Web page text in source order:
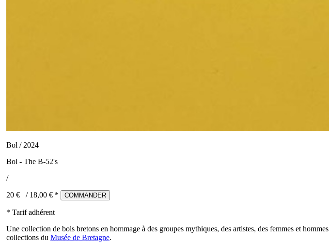
Bol / 2024
Bol - The B-52's
/
20 € / 18,00 € * COMMANDER
* Tarif adhérent
Une collection de bols bretons en hommage à des groupes mythiques, des artistes, des femmes et
collections du Musée de Bretagne.